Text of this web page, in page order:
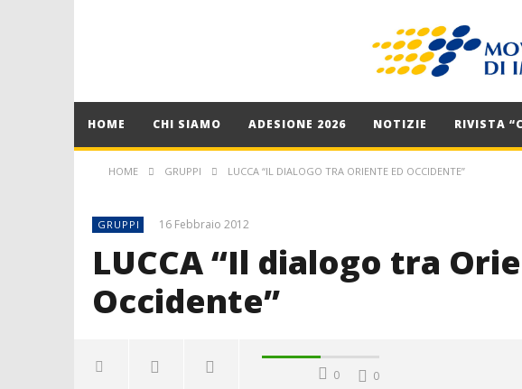
HOME CHI SIAMO ADESIONE 2026 NOTIZIE RIVISTA
HOME GRUPPI LUCCA “IL DIALOGO TRA ORIENTE ED OCCIDENTE”
GRUPPI 16 Febbraio 2012
LUCCA “Il dialogo tra
Occidente”
0 0